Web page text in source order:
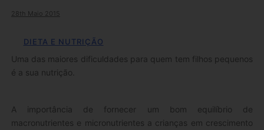
28th Maio 2015
DIETA E NUTRIÇÃO
Uma das maiores dificuldades para quem tem filhos pequenos
é a sua nutrição.
A importância de fornecer um bom equilíbrio de
macronutrientes e micronutrientes a crianças em crescimento